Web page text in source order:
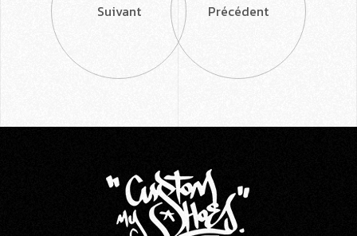
Suivant Précédent